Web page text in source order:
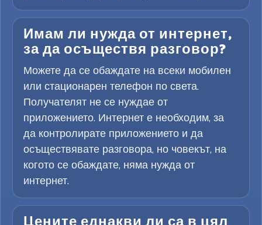
Имам ли нужда от интернет,
за да осъществя разговор?
Можете да се обаждате на всеки мобилен
или стационарен телефон по света.
Получателят не се нуждае от
приложението. Интернет е необходим, за
да контролирате приложението и да
осъществявате разговора, но човекът, на
когото се обаждате, няма нужда от
интернет.